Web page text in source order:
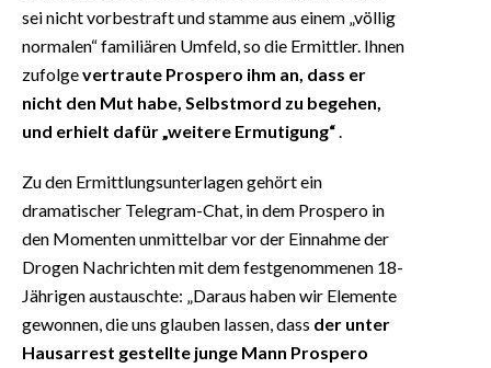
sei nicht vorbestraft und stamme aus einem „völlig
normalen“ familiären Umfeld, so die Ermittler. Ihnen
zufolgevertraute Prospero ihm an, dass er
nicht den Mut habe, Selbstmord zu begehen,
und erhielt dafür „weitere Ermutigung“
Zu den Ermittlungsunterlagen gehört ein
dramatischer Telegram-Chat, in dem Prospero in
den Momenten unmittelbar vor der Einnahme der
Drogen Nachrichten mit dem festgenommenen 18-
Jährigen austauschte: „Daraus haben wir Elemente
gewonnen, die uns glauben lassen, dass der unter
Hausarrest gestellte junge Mann Prospero